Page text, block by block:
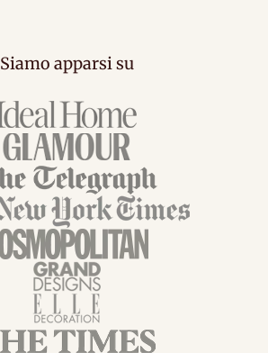
Siamo apparsi su